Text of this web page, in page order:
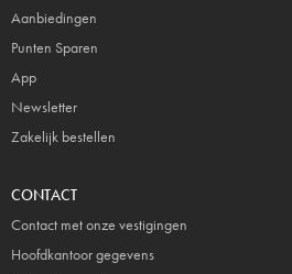
Aanbiedingen
Punten Sparen
App
Newsletter
Zakelijk bestellen
CONTACT
Contact met onze vestigingen
Hoofdkantoor gegevens